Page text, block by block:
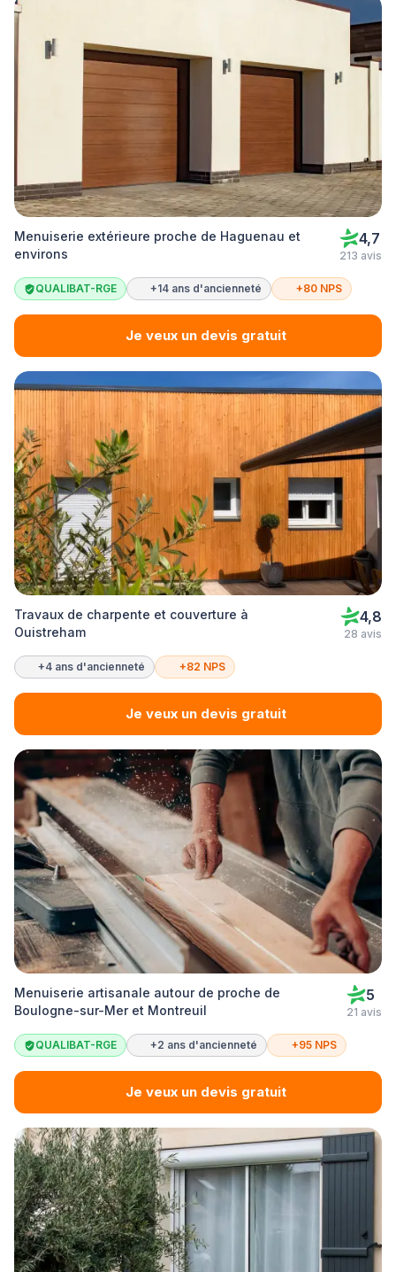
Menuiserie extérieure proche de Haguenau et
environs
4,7
213 avis
QUALIBAT-RGE +14 ans d'ancienneté +80 NPS
Je veux un devis gratuit
Travaux de charpente et couverture à
Ouistreham
4,8
28 avis
+4 ans d'ancienneté +82 NPS
Je veux un devis gratuit
Menuiserie artisanale autour de proche de
Boulogne-sur-Mer et Montreuil
5
21 avis
QUALIBAT-RGE +2 ans d'ancienneté +95 NPS
Je veux un devis gratuit